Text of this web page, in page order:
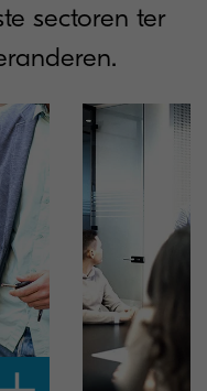
sectoren ter